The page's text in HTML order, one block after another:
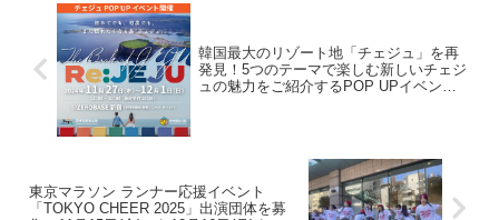
韓国最大のリゾート地「チェジュ」を再
発見！5つのテーマで楽しむ新しいチェジ
ュの魅力をご紹介するPOP UPイベント
東京マラソン ランナー応援イベント
「TOKYO CHEER 2025」出演団体を募